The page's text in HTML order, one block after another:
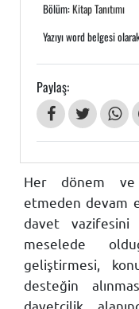
Bölüm:Kitap Tanıtımı
Yazıyı word belgesi
Paylaş:
Her dönem ve
etmeden devam
davet
meselede
geliştirmesi,
desteğin
davetçilik